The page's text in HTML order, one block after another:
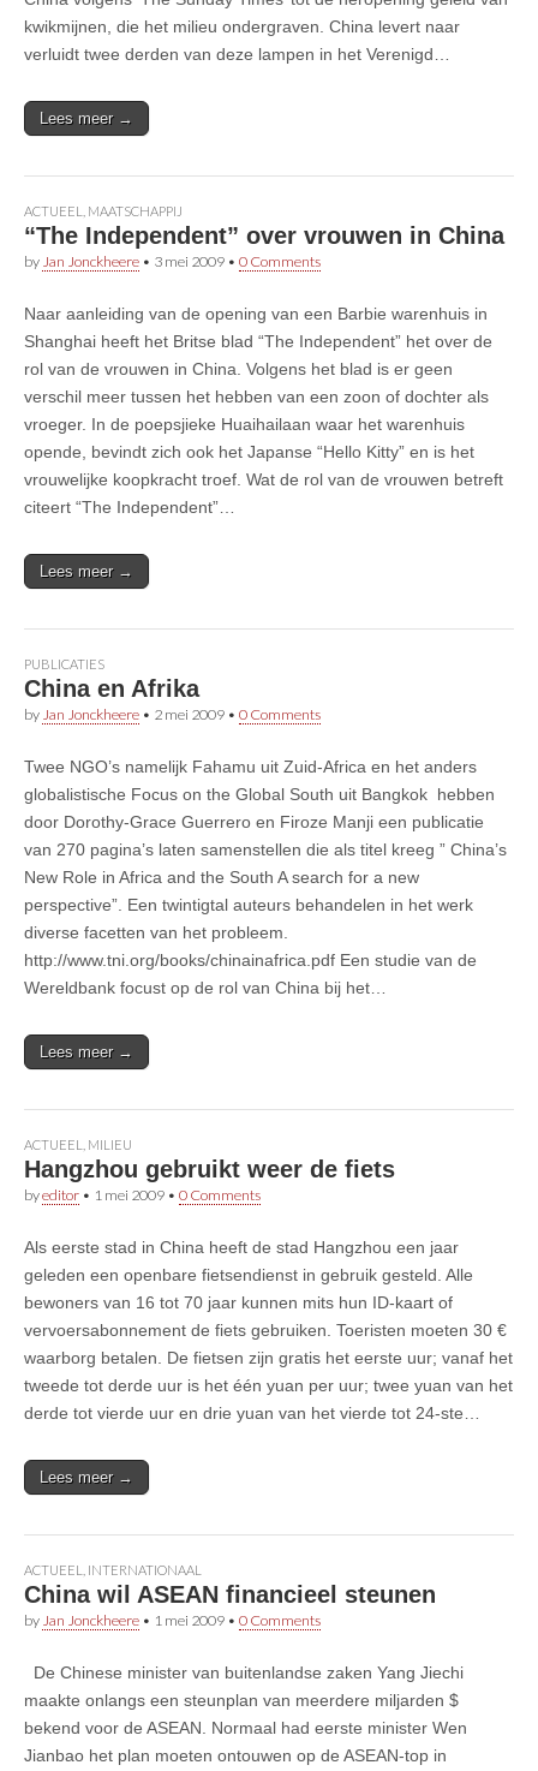
kwikmijnen, die het milieu ondergraven. China levert naar
verluidt twee derden van deze lampen in het Verenigd…
Lees meer →
ACTUEEL MAATSCHAPPIJ
“The Independent” over vrouwen in China
by Jan Jonckheere • 3 mei 2009 • 0 Comments
Naar aanleiding van de opening van een Barbie warenhuis in
Shanghai heeft het Britse blad “The Independent” het over de
rol van de vrouwen in China. Volgens het blad is er geen
verschil meer tussen het hebben van een zoon of dochter als
vroeger. In de poepsjieke Huaihailaan waar het warenhuis
opende, bevindt zich ook het Japanse “Hello Kitty” en is het
vrouwelijke koopkracht troef. Wat de rol van de vrouwen betreft
citeert “The Independent”…
Lees meer →
PUBLICATIES
China en Afrika
by Jan Jonckheere • 2 mei 2009 • 0 Comments
Twee NGO’s namelijk Fahamu uit Zuid-Africa en het anders
globalistische Focus on the Global South uit Bangkok hebben
door Dorothy-Grace Guerrero en Firoze Manji een publicatie
van 270 pagina’s laten samenstellen die als titel kreeg ” China’s
New Role in Africa and the South A search for a new
perspective”. Een twintigtal auteurs behandelen in het werk
diverse facetten van het probleem.
http://www.tni.org/books/chinainafrica.pdf Een studie van de
Wereldbank focust op de rol van China bij het…
Lees meer →
ACTUEEL MILIEU
Hangzhou gebruikt weer de fiets
byeditor • 1 mei 2009 • 0 Comments
Als eerste stad in China heeft de stad Hangzhou een jaar
geleden een openbare fietsendienst in gebruik gesteld. Alle
bewoners van 16 tot 70 jaar kunnen mits hun ID-kaart of
vervoersabonnement de fiets gebruiken. Toeristen moeten 30 €
waarborg betalen. De fietsen zijn gratis het eerste uur; vanaf het
tweede tot derde uur is het één yuan per uur; twee yuan van het
derde tot vierde uur en drie yuan van het vierde tot 24-ste…
Lees meer →
ACTUEEL INTERNATIONAAL
China wil ASEAN financieel steunen
by Jan Jonckheere • 1 mei 2009 • 0 Comments
De Chinese minister van buitenlandse zaken Yang Jiechi
maakte onlangs een steunplan van meerdere miljarden $
bekend voor de ASEAN. Normaal had eerste minister Wen
Jianbao het plan moeten ontouwen op de ASEAN-top in